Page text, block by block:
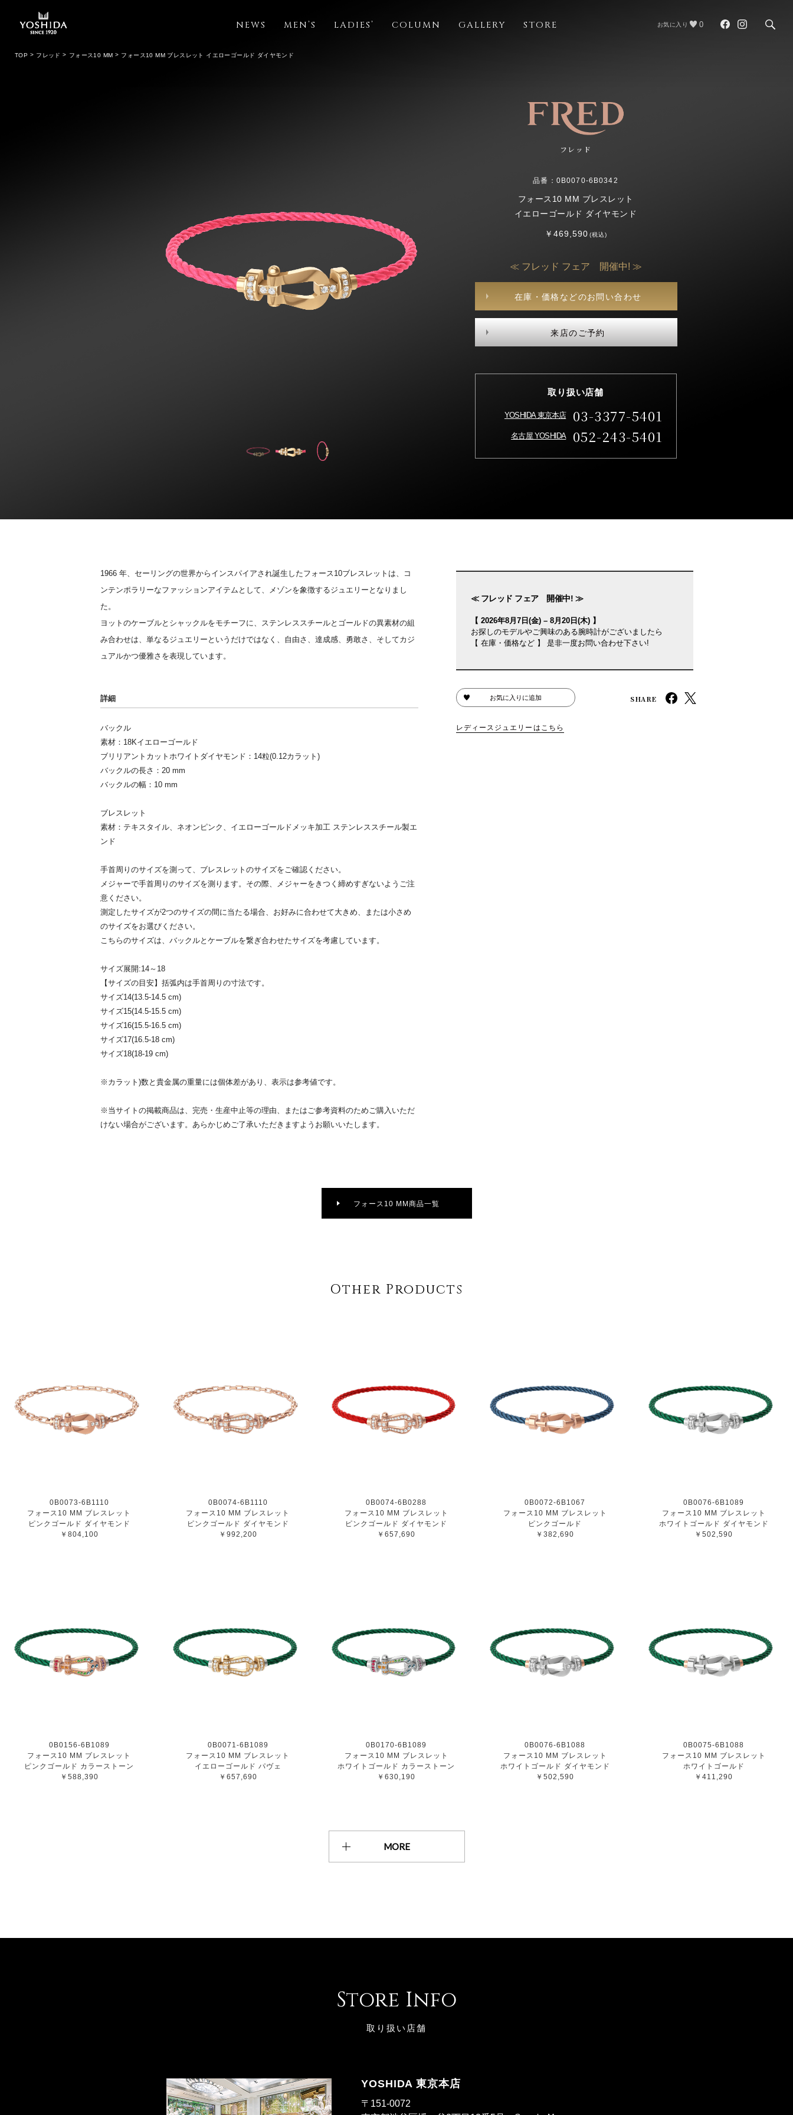
NEWS MEN’S LADIES’ COLUMN GALLERY STORE お気に入り 0
フレッド
品番：0B0070-6B0342
フォース10 MM ブレスレット
イエローゴールド ダイヤモンド
￥469,590(税込)
≪ フレッド フェア 開催中! ≫
在庫・価格などのお問い合わせ
来店のご予約
取り扱い店舗
YOSHIDA 東京本店 03-3377-5401
名古屋 YOSHIDA 052-243-5401
TOP フレッド フォース10 MM フォース10 MM ブレスレット イエローゴールド ダイヤモンド
1966 年、セーリングの世界からインスパイアされ誕生したフォース10ブレスレットは、コ
ンテンポラリーなファッションアイテムとして、メゾンを象徴するジュエリーとなりまし
た。
ヨットのケーブルとシャックルをモチーフに、ステンレススチールとゴールドの異素材の組
み合わせは、単なるジュエリーというだけではなく、自由さ、達成感、勇敢さ、そしてカジ
ュアルかつ優雅さを表現しています。
詳細
バックル
素材：18Kイエローゴールド
ブリリアントカットホワイトダイヤモンド：14粒(0.12カラット)
バックルの長さ：20 mm
バックルの幅：10 mm
ブレスレット
素材：テキスタイル、ネオンピンク、イエローゴールドメッキ加工 ステンレススチール製エ
ンド
手首周りのサイズを測って、ブレスレットのサイズをご確認ください。
メジャーで手首周りのサイズを測ります。その際、メジャーをきつく締めすぎないようご注
意ください。
測定したサイズが2つのサイズの間に当たる場合、お好みに合わせて大きめ、または小さめ
のサイズをお選びください。
こちらのサイズは、バックルとケーブルを繋ぎ合わせたサイズを考慮しています。
サイズ展開:14～18
【サイズの目安】括弧内は手首周りの寸法です。
サイズ14(13.5-14.5 cm)
サイズ15(14.5-15.5 cm)
サイズ16(15.5-16.5 cm)
サイズ17(16.5-18 cm)
サイズ18(18-19 cm)
※カラット)数と貴金属の重量には個体差があり、表示は参考値です。
※当サイトの掲載商品は、完売・生産中止等の理由、またはご参考資料のためご購入いただ
けない場合がございます。あらかじめご了承いただきますようお願いいたします。
≪ フレッド フェア 開催中! ≫
【 2026年8月7日(金) – 8月20日(木) 】
お探しのモデルやご興味のある腕時計がございましたら
【 在庫・価格など 】 是非一度お問い合わせ下さい!
お気に入りに追加 SHARE
レディースジュエリーはこちら
フォース10 MM商品一覧
Other Products
0B0073-6B1110
フォース10 MM ブレスレット
ピンクゴールド ダイヤモンド
￥804,100
0B0074-6B1110
フォース10 MM ブレスレット
ピンクゴールド ダイヤモンド
￥992,200
0B0074-6B0288
フォース10 MM ブレスレット
ピンクゴールド ダイヤモンド
￥657,690
0B0072-6B1067
フォース10 MM ブレスレット
ピンクゴールド
￥382,690
0B0076-6B1089
フォース10 MM ブレスレット
ホワイトゴールド ダイヤモンド
￥502,590
0B0156-6B1089
フォース10 MM ブレスレット
ピンクゴールド カラーストーン
￥588,390
0B0071-6B1089
フォース10 MM ブレスレット
イエローゴールド パヴェ
￥657,690
0B0170-6B1089
フォース10 MM ブレスレット
ホワイトゴールド カラーストーン
￥630,190
0B0076-6B1088
フォース10 MM ブレスレット
ホワイトゴールド ダイヤモンド
￥502,590
0B0075-6B1088
フォース10 MM ブレスレット
ホワイトゴールド
￥411,290
MORE
Store Info
取り扱い店舗
YOSHIDA 東京本店
〒151-0072